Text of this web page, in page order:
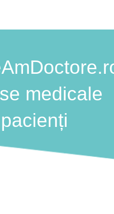
medicale